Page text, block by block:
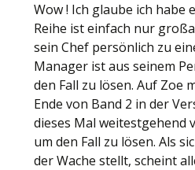
Wow ! Ich glaube ich habe
Reihe ist einfach nur
sein Chef persönlich zu
Manager ist aus seinem
den Fall zu lösen. Auf Zoe
Ende von Band 2 in der
dieses Mal weitestgehend
um den Fall zu lösen. Als
der Wache stellt, scheint